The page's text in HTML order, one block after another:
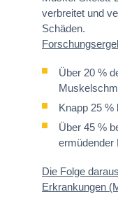
verbreitet und
Schäden.
Über 20 %
Knapp 25
Über 45 %
ermüdender
Die Folge
Erkrankungen